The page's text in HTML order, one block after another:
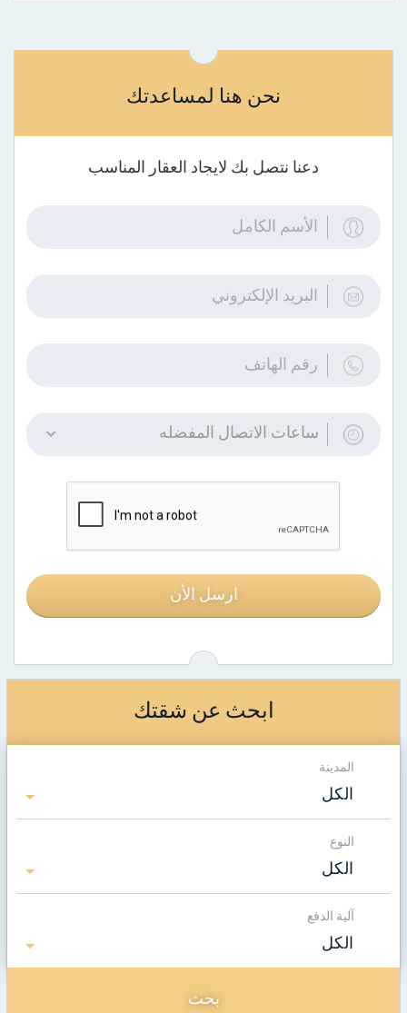
نحن هنا لمساعدتك
دعنا نتصل بك لايجاد العقار المناسب
ساعات الاتصال المفضله
ارسل الأن
ابحث عن شقتك
المدينة
الكل
النوع
الكل
آلية الدفع
الكل
بحث